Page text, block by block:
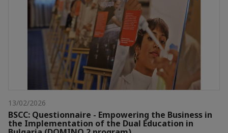
13/02/2026
BSCC: Questionnaire - Empowering the Business in
the Implementation of the Dual Education in